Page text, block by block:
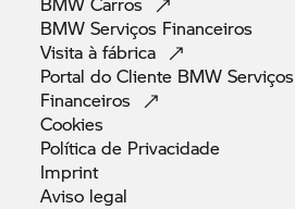
BMW Serviços Financeiros
Visita àfábrica
Portal do Cliente BMW Serviços
Financeiros
Cookies
Política de Privacidade
Imprint
Aviso legal